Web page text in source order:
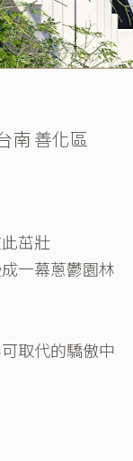
善化區
茁壯
一幕蔥鬱園林
取代的驕傲中